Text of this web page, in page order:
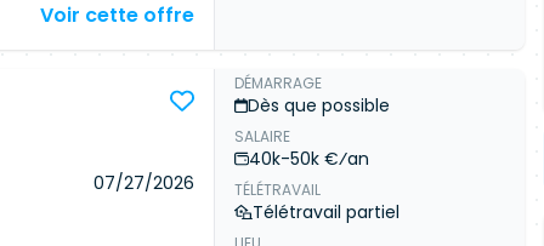
à
systèmes et
l'évolution des
à
Voir cette offre
07/27/2026
DÉMARRAGE
Dès que possible
SALAIRE
40k-50k €⁄an
TÉLÉTRAVAIL
Télétravail partiel